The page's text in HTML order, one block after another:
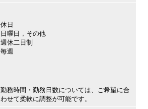
休日
日曜日，その他
週休二日制
毎週
勤務時間・勤務日数については、ご希望に合
わせて柔軟に調整が可能です。